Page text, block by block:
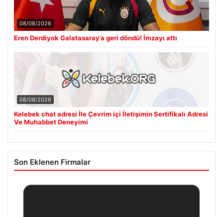
08/08/2026
Eren Derdiyok Galatasaray’a geri döndü! İmzayı attı
08/08/2026
Kelebek chat adresi İle Çevrim içi İletişimin Sertifikalı Adresi
Ve Muhabbet Deneyimi
Son Eklenen Firmalar